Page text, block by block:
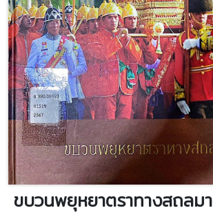
ขบวนพยุหยาตราทางสถลม